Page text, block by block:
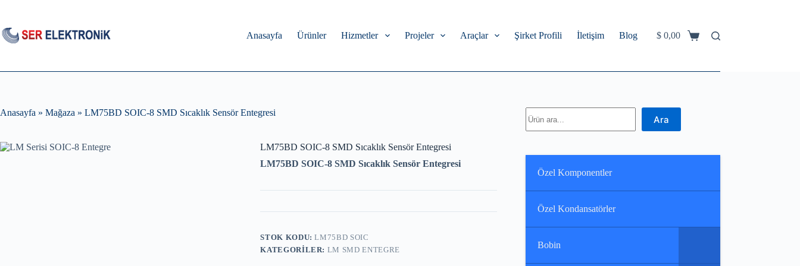
content
Anasayfa
Ürünler Hizmetler Projeler Araçlar Şirket Profili İletişim Blog
Shopping
$ 0,00
Anasayfa » Mağaza » LM75BD SOIC-8 SMD Sıcaklık Sensör Entegresi
LM75BD SOIC-8 SMD Sıcaklık Sensör Entegresi
LM75BD SOIC-8 SMD Sıcaklık Sensör Entegresi
STOK KODU:LM75BD SOIC
KATEGORILER: LM SMD ENTEGRE
Ara
Özel Komponentler
Özel Kondansatörler
Bobin